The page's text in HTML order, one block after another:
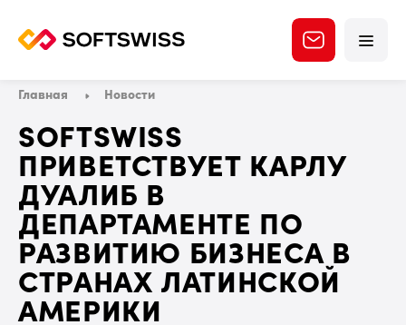
Главная Новости
SOFTSWISS
ПРИВЕТСТВУЕТ КАРЛУ
ДУАЛИБ В
ДЕПАРТАМЕНТЕ ПО
РАЗВИТИЮ БИЗНЕСА В
СТРАНАХ ЛАТИНСКОЙ
АМЕРИКИ